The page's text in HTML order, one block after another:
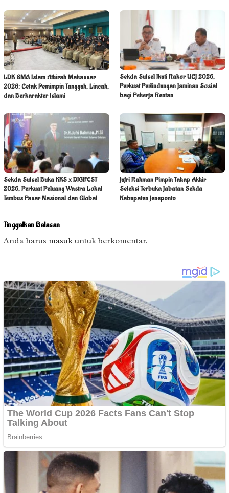
LDK SMA Islam Athirah Makassar
2026: Cetak Pemimpin Tangguh, Lincah,
dan Berkarakter Islami
Sekda Sulsel Ikuti Rakor UCJ 2026,
Perkuat Perlindungan Jaminan Sosial
bagi Pekerja Rentan
Sekda Sulsel Buka KKS x DIGIFEST
2026, Perkuat Peluang Wastra Lokal
Tembus Pasar Nasional dan Global
Jufri Rahman Pimpin Tahap Akhir
Seleksi Terbuka Jabatan Sekda
Kabupaten Jeneponto
Tinggalkan Balasan
Anda harus masuk untuk berkomentar.